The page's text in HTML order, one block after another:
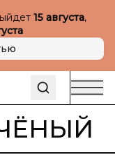
15 августа,